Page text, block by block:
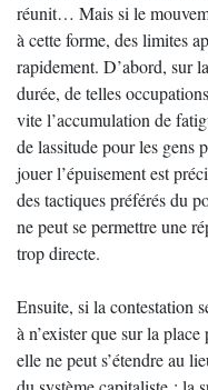
réunit… Mais si le
à cette forme, des limites
rapidement. D’abord, sur la
durée, de telles
vite l’accumulation de
de lassitude pour les gens
jouer l’épuisement est
des tactiques préférés du
ne peut se permettre une
trop directe.
Ensuite, si la contestation
à n’exister que sur la
elle ne peut s’étendre au